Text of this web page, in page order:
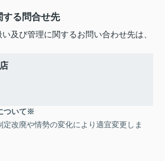
する問合せ先
及び管理に関するお問い合わせ先は、
ついて※
改廃や情勢の変化により適宜変更しま